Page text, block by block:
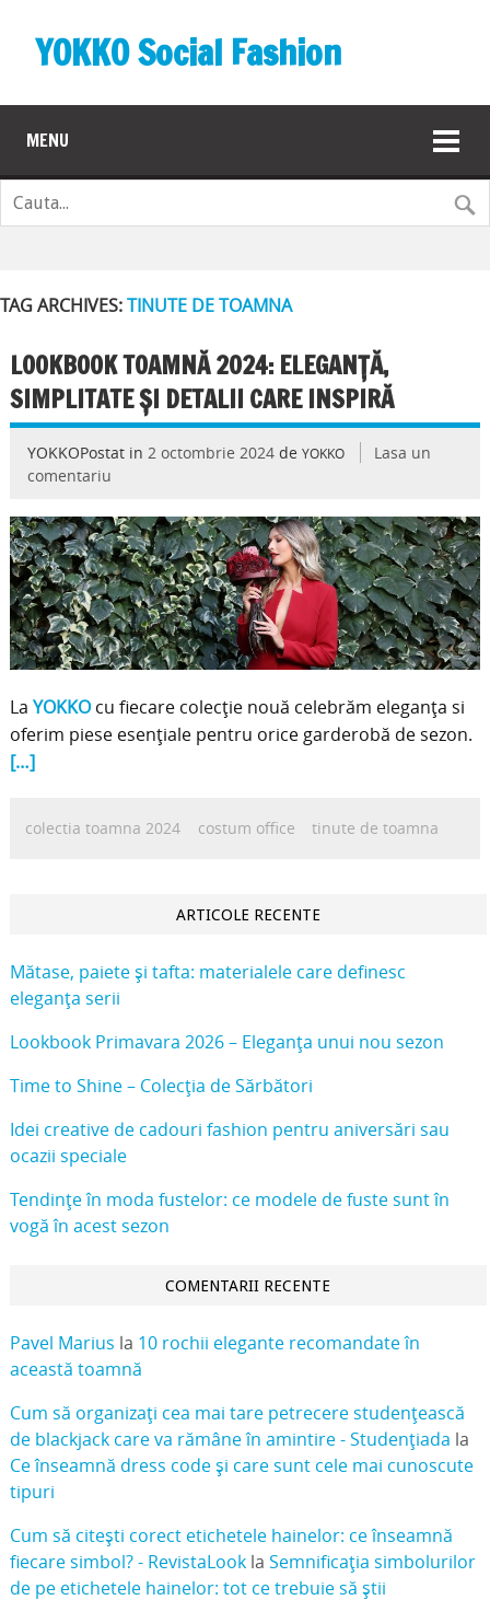
YOKKO Social Fashion
MENU
TAG ARCHIVES:TINUTE DE TOAMNA
LOOKBOOK TOAMNĂ 2024: ELEGANȚĂ,
SIMPLITATE ȘI DETALII CARE INSPIRĂ
YOKKOPostat in 2 octombrie 2024de YOKKO
Lasa un
comentariu
La YOKKOcu fiecare colecție nouă celebrăm eleganța si
oferim piese esențiale pentru orice garderobă de sezon.
[…]
colectia toamna 2024 costum office tinute de toamna
ARTICOLE RECENTE
Mătase, paiete și tafta: materialele care definesc
eleganța serii
Lookbook Primavara 2026 – Eleganța unui nou sezon
Time to Shine – Colecția de Sărbători
Idei creative de cadouri fashion pentru aniversări sau
ocazii speciale
Tendințe în moda fustelor: ce modele de fuste sunt în
vogă în acest sezon
COMENTARII RECENTE
Pavel Marius la 10 rochii elegante recomandate în
această toamnă
Cum să organizați cea mai tare petrecere studențească
de blackjack care va rămâne în amintire - Studențiada la
Ce înseamnă dress code și care sunt cele mai cunoscute
tipuri
Cum să citești corect etichetele hainelor: ce înseamnă
fiecare simbol? - RevistaLookla Semnificația simbolurilor
de pe etichetele hainelor: tot ce trebuie să știi